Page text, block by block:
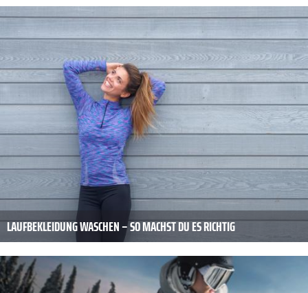
LAUFBEKLEIDUNG WASCHEN – SO MACHST DU ES RICHTIG